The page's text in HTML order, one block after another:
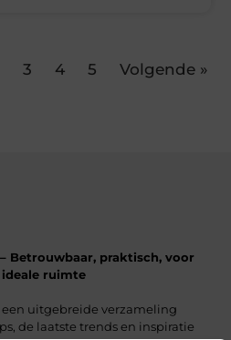
3 4 5 Volgende »
Betrouwbaar, praktisch, voor
ruimte
uitgebreide verzameling
de laatste trends en inspiratie